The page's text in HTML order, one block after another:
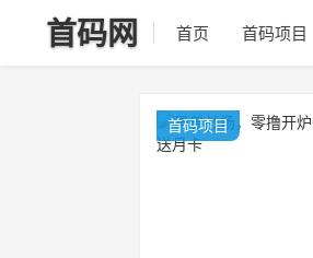
首码网 首页 首码项目
首码项目